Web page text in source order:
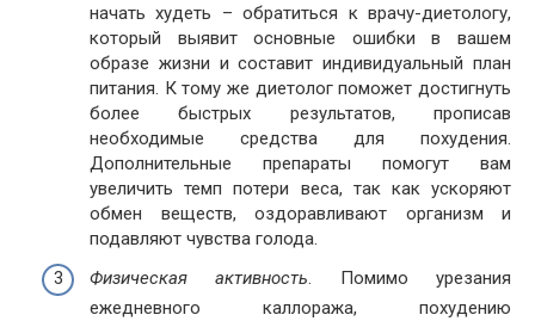
начать худеть – обратиться к врачу-диетологу,
который выявит основные ошибки в вашем
образе жизни и составит индивидуальный план
питания. К тому же диетолог поможет достигнуть
более быстрых результатов, прописав
необходимые средства для похудения.
Дополнительные препараты помогут вам
увеличить темп потери веса, так как ускоряют
обмен веществ, оздоравливают организм и
подавляют чувства голода.
Физическая активность. Помимо урезания
ежедневного каллоража, похудению